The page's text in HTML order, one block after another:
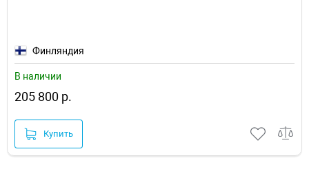
Финляндия
В наличии
205 800 р.
Купить